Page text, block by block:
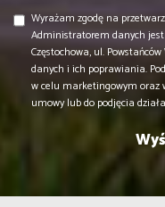
Wyrażam zgodę na
Administratorem danych
Częstochowa, ul.
danych i ich poprawiania.
w celu marketingowym
umowy lub do podjęcia